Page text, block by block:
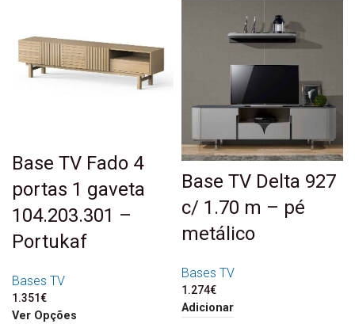
Base TV Fado 4
portas 1 gaveta
104.203.301 –
Portukaf
Bases TV
1.351€
Ver Opções
Base TV Delta 927
c/ 1.70 m – pé
metálico
Bases TV
1.274€
Adicionar